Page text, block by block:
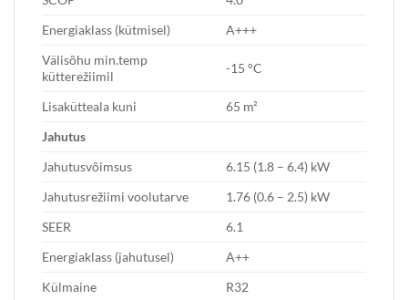
Energiaklass (kütmisel)
A+++
Välisõhu min.temp
kütterežiimil
-15 °C
Lisakütteala kuni
65 m²
Jahutus
Jahutusvõimsus
6.15 (1.8 – 6.4) kW
Jahutusrežiimi voolutarve
1.76 (0.6 – 2.5) kW
SEER
6.1
Energiaklass (jahutusel)
A++
Külmaine
R32